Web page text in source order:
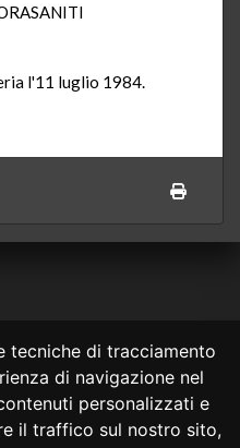
tecniche di tracciamento
di navigazione nel
personalizzati e
il traffico sul nostro sito,
l'11 luglio 1984.
1995 -NOTE LEGALI
è responsabile per i contenuti e